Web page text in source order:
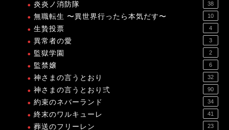
炎炎ノ消防隊 38
無職転生 〜異世界行ったら本気だす〜 10
生贄投票 4
異常者の愛 3
監獄学園 2
監禁嬢 6
神さまの言うとおり 32
神さまの言うとおり弍 90
約束のネバーランド 34
終末のワルキューレ 41
葬送のフリーレン 23